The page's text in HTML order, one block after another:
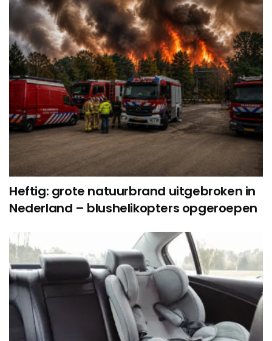
Heftig: grote natuurbrand uitgebroken in
Nederland – blushelikopters opgeroepen